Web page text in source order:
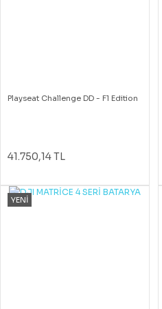
Playseat Challenge DD - F1 Edition
41.750,14 TL
YENİ